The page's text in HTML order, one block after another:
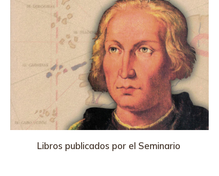
Libros publicados por el Seminario